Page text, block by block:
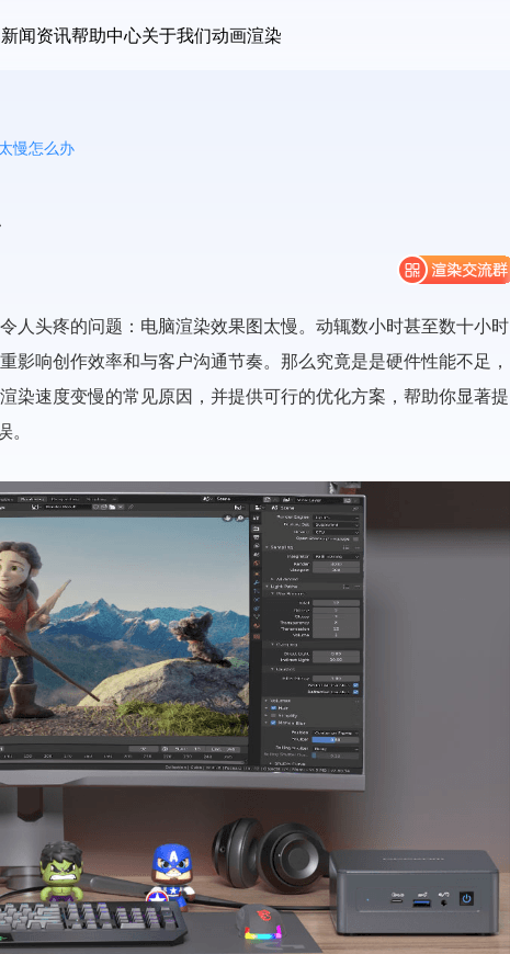
新闻资讯帮助中心关于我们动画渲染
慢怎么办
人头疼的问题：电脑渲染效果图太慢。动辄数小时甚至数十小时
影响创作效率和与客户沟通节奏。那么究竟是是硬件性能不足，
染速度变慢的常见原因，并提供可行的优化方案，帮助你显著提